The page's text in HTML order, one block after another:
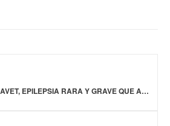
SÍNDROME DE DRAVET, EPILEPSIA RARA Y GRAVE QUE AMENAZA DESARROLLO DE LOS NIÑOS